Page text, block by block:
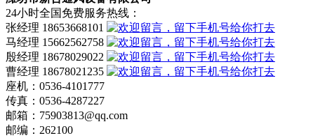
24小时全国免费服务热线：
张经理 18653668101
马经理 15662562758
殷经理 18678029022
曹经理 18678021235
座机：0536-4101777
传真：0536-4287227
邮箱：75903813@qq.com
邮编：262100